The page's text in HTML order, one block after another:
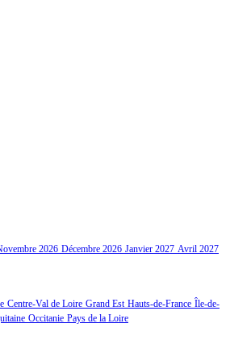
2026 Décembre 2026 Janvier 2027 Avril 2027
Centre-Val de Loire Grand Est Hauts-de-France Île-de-
Occitanie Pays de la Loire